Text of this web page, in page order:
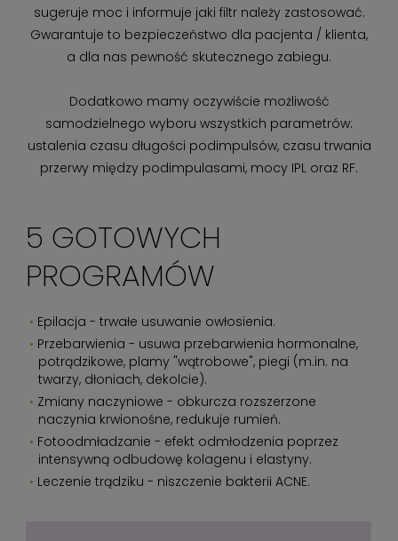
sugeruje moc i informuje jaki filtr należy zastosować.
Gwarantuje to bezpieczeństwo dla pacjenta / klienta,
a dla nas pewność skutecznego zabiegu.
Dodatkowo mamy oczywiście możliwość
samodzielnego wyboru wszystkich parametrów:
ustalenia czasu długości podimpulsów, czasu trwania
przerwy między podimpulasami, mocy IPL oraz RF.
5 GOTOWYCH
PROGRAMÓW
Epilacja - trwałe usuwanie owłosienia.
Przebarwienia - usuwa przebarwienia hormonalne,
potrądzikowe, plamy "wątrobowe", piegi (m.in. na
twarzy, dłoniach, dekolcie).
Zmiany naczyniowe - obkurcza rozszerzone
naczynia krwionośne, redukuje rumień.
Fotoodmładzanie - efekt odmłodzenia poprzez
intensywną odbudowę kolagenu i elastyny.
Leczenie trądziku - niszczenie bakterii ACNE.